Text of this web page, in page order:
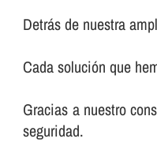
Detrás de nuestra
Cada solución que
Gracias a nuestro
seguridad.